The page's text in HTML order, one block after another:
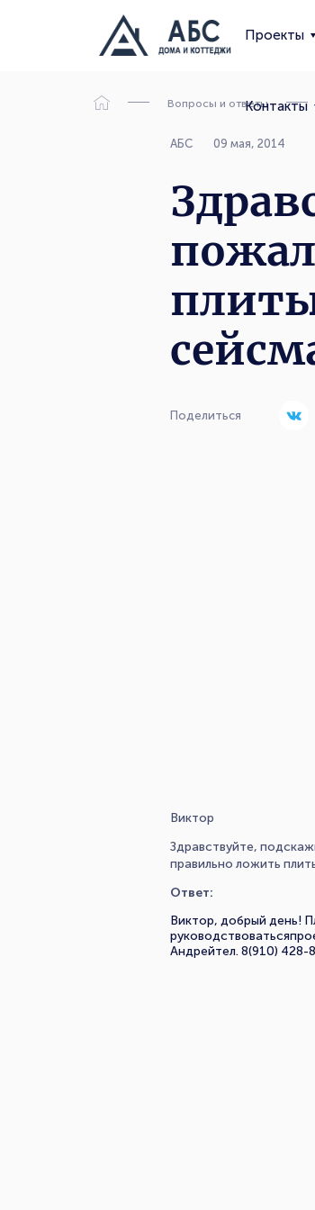
Проекты
Контакты
Вопросы и ответы
АБС 09 мая, 2014
Поделиться
Виктор
Здравствуйте,
правильно ложить
Ответ:
Виктор, добрый день!
Андрейтел. 8(910) 428-